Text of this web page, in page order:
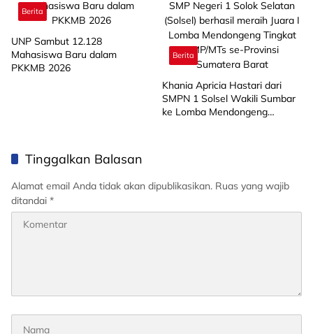
Berita
UNP Sambut 12.128
Mahasiswa Baru dalam
PKKMB 2026
Berita
Khania Apricia Hastari dari
SMPN 1 Solsel Wakili Sumbar
ke Lomba Mendongeng
Tinggalkan Balasan
Alamat email Anda tidak akan dipublikasikan. Ruas yang wajib
ditandai *